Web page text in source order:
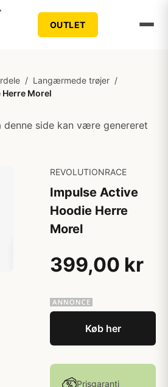
OUTLET
/ Langærmede trøjer /
Morel
denne side kan være genereret
REVOLUTIONRACE
Impulse Active
Hoodie Herre
Morel
399,00 kr
Køb her
Prisgaranti